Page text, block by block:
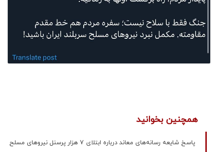
همچنین بخوانید
پاسخ شایعه‌ رسانه‌های معاند درباره ابتلای ۷ هزار پرسنل نیروهای مسلح